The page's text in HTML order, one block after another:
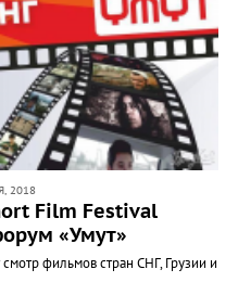
2018
Film Festival
«Умут»
фильмов стран СНГ, Грузии и